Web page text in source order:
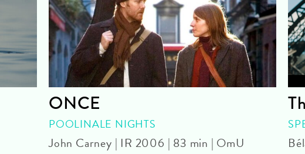
ONCE
POOLINALE NIGHTS
John Carney | IR 2006 | 83 min | OmU